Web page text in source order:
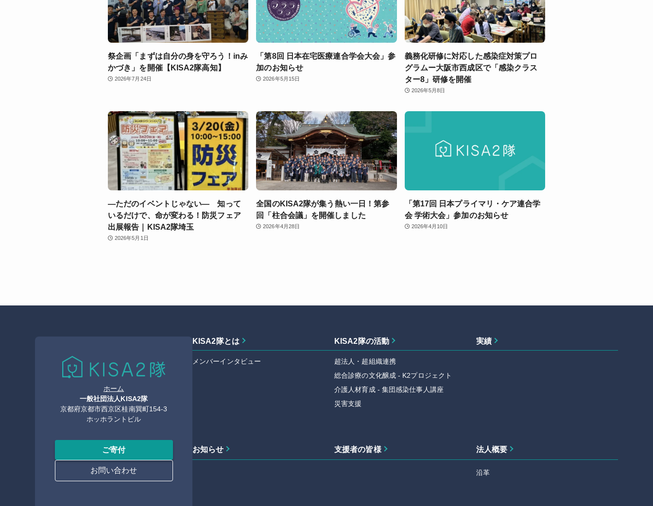
祭企画「まずは自分の身を守ろう！inみ
かづき」を開催【KISA2隊高知】
2026年7月24日
「第8回 日本在宅医療連合学会大会」参
加のお知らせ
2026年5月15日
義務化研修に対応した感染症対策プロ
グラムー大阪市西成区で「感染クラス
ター8」研修を開催
2026年5月8日
―ただのイベントじゃない― 知って
いるだけで、命が変わる！防災フェア
出展報告｜KISA2隊埼玉
2026年5月1日
全国のKISA2隊が集う熱い一日！第参
回「柱合会議」を開催しました
2026年4月28日
「第17回 日本プライマリ・ケア連合学
会 学術大会」参加のお知らせ
2026年4月10日
ホーム
一般社団法人KISA2隊
京都府京都市西京区桂南巽町154-3
ホッホラントビル
ご寄付
お問い合わせ
KISA2隊とは
メンバーインタビュー
KISA2隊の活動
超法人・超組織連携
総合診療の文化醸成 - K2プロジェクト
介護人材育成 - 集団感染仕事人講座
災害支援
実績
お知らせ 支援者の皆様 法人概要
沿革